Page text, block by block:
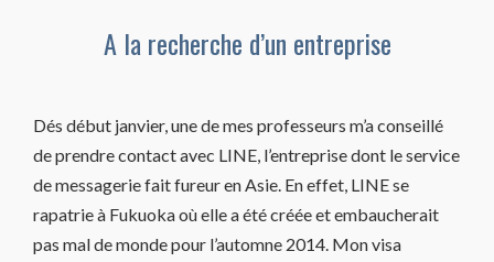
A la recherche d’un entreprise
Dés début janvier, une de mes professeurs m’a conseillé
de prendre contact avec LINE, l’entreprise dont le service
de messagerie fait fureur en Asie. En effet, LINE se
rapatrie à Fukuoka où elle a été créée et embaucherait
pas mal de monde pour l’automne 2014. Mon visa